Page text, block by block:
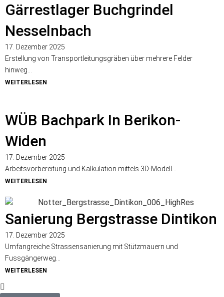
Gärrestlager Buchgrindel
Nesselnbach
17. Dezember 2025
Erstellung von Transportleitungsgräben über mehrere Felder
hinweg...
WEITERLESEN
WÜB Bachpark In Berikon-
Widen
17. Dezember 2025
Arbeitsvorbereitung und Kalkulation mittels 3D-Modell...
WEITERLESEN
Sanierung Bergstrasse Dintikon
17. Dezember 2025
Umfangreiche Strassensanierung mit Stützmauern und
Fussgängerweg...
WEITERLESEN